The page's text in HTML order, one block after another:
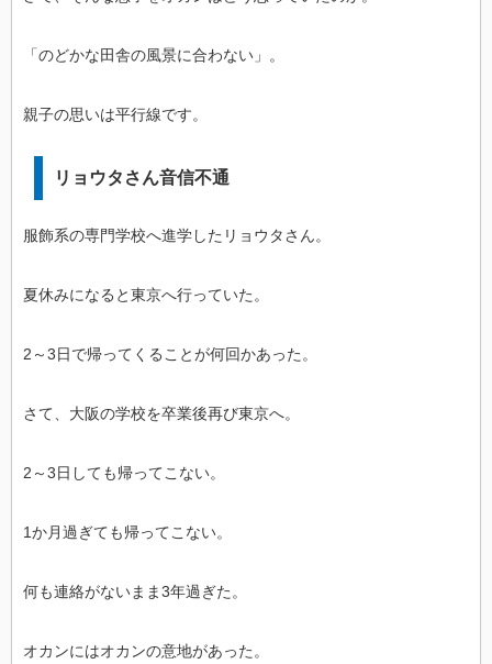
「のどかな田舎の風景に合わない」。
親子の思いは平行線です。
リョウタさん音信不通
服飾系の専門学校へ進学したリョウタさん。
夏休みになると東京へ行っていた。
2～3日で帰ってくることが何回かあった。
さて、大阪の学校を卒業後再び東京へ。
2～3日しても帰ってこない。
1か月過ぎても帰ってこない。
何も連絡がないまま3年過ぎた。
オカンにはオカンの意地があった。